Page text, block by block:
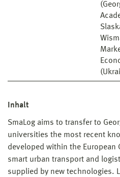
Inhalt
SmaLog aims to transfer to
universities the most recent
developed within the European
smart urban transport and
supplied by new technologies.